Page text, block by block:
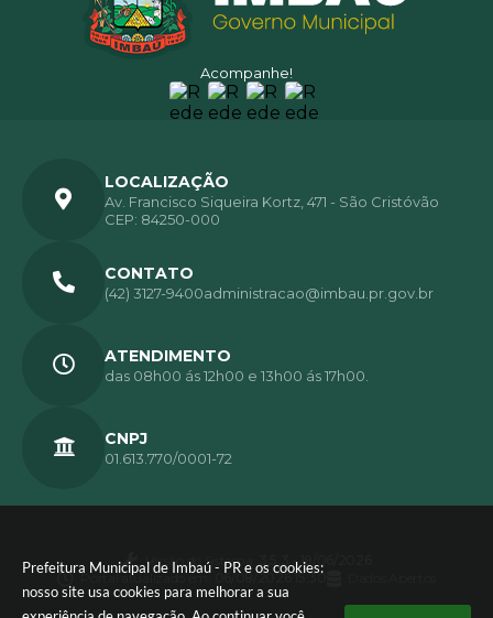
Prefeitura Municipal de Imbaú - PR e os cookies:
nosso site usa cookies para melhorar a sua
Acompanhe!
LOCALIZAÇÃO
Av. Francisco Siqueira Kortz, 471 - São Cristóvão
CEP: 84250-000
CONTATO
(42) 3127-9400administracao@imbau.pr.gov.br
ATENDIMENTO
das 08h00 ás 12h00 e 13h00 ás 17h00.
CNPJ
01.613.770/0001-72
Versão do Sistema:
3.5.3 - 19/06/2026
Portal atualizado em:
06/08/2026 15:30